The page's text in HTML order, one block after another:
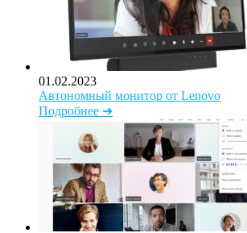
01.02.2023
Автономный монитор от Lenovo
Подробнее ➜